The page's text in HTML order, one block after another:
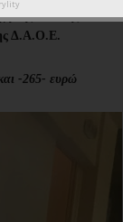
της Αττικής – 5
Δ.Α.Ο.Ε.
-265- ευρώ